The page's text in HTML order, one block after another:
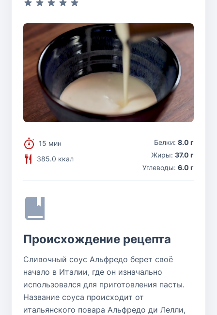
15 мин
385.0 ккал
Белки: 8.0 г
Жиры: 37.0 г
Углеводы: 6.0 г
Происхождение рецепта
Сливочный соус Альфредо берет своё
начало в Италии, где он изначально
использовался для приготовления пасты.
Название соуса происходит от
итальянского повара Альфредо ди Лелли,